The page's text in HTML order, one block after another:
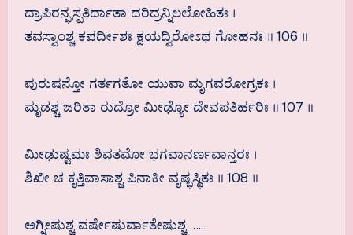
ದ್ರಾಪಿರನ್ಘಸ್ಪತಿರ್ದಾತಾ ದರಿದ್ರನ್ನಿಲಲೋಹಿತಃ ।
ತವಸ್ವಾಂಶ್ಚ ಕಪರ್ದೀಶಃ ಕ್ಷಯದ್ವಿರೋಽಥ ಗೋಹನಃ ॥ 106 ॥
ಪುರುಷನ್ತೋ ಗರ್ತಗತೋ ಯುವಾ ಮೃಗವರೋಗ್ರಕಃ ।
ಮೃಡಶ್ಚ ಜರಿತಾ ರುದ್ರೋ ಮೀಢ್ಯೋ ದೇವಪತಿರ್ಹರಿಃ ॥ 107 ॥
ಮೀಢುಷ್ಟಮಃ ಶಿವತಮೋ ಭಗವಾನರ್ಣವಾನ್ತರಃ ।
ಶಿಖೀ ಚ ಕೃತ್ತಿವಾಸಾಶ್ಚ ಪಿನಾಕೀ ವೃಷ್ಭಸ್ಥಿತಃ ॥ 108 ॥
ಅಗ್ನೀಷುಶ್ಚ ವರ್ಷೇಷುರ್ವಾತೇಷುಶ್ಚ ……